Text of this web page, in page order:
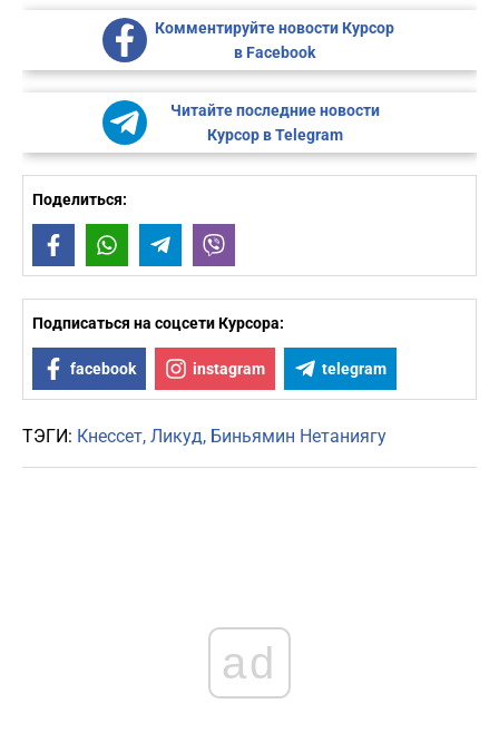
Комментируйте новости Курсор
в Facebook
Читайте последние новости
Курсор в Telegram
Поделиться:
FacebookWhatsAppTelegram
Подписаться на соцсети Курсора:
facebook instagram telegram
ТЭГИ: Кнессет Ликуд Биньямин Нетаниягу
ad